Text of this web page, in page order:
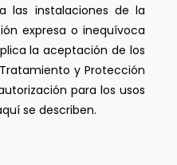
las instalaciones de la
expresa o inequívoca
la aceptación de los
y Protección
para los usos
se describen.